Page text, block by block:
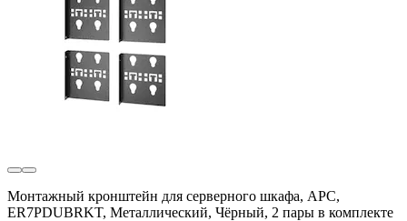
Монтажный кронштейн для серверного шкафа, APC,
ER7PDUBRKT, Металлический, Чёрный, 2 пары в комплекте